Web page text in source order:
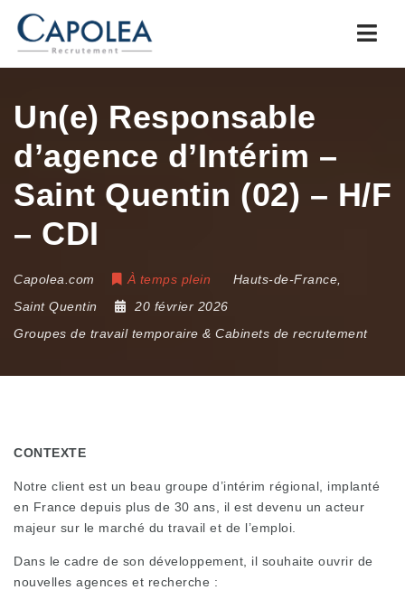
Un(e) Responsable
d’agence d’Intérim –
Saint Quentin (02) – H/F
– CDI
Capolea.com À temps plein Hauts-de-France
Saint Quentin
20 février 2026
Groupes de travail temporaire & Cabinets de recrutement
CONTEXTE
Notre client est un beau groupe d’intérim régional, implanté
en France depuis plus de 30 ans, il est devenu un acteur
majeur sur le marché du travail et de l’emploi.
Dans le cadre de son développement, il souhaite ouvrir de
nouvelles agences et recherche :